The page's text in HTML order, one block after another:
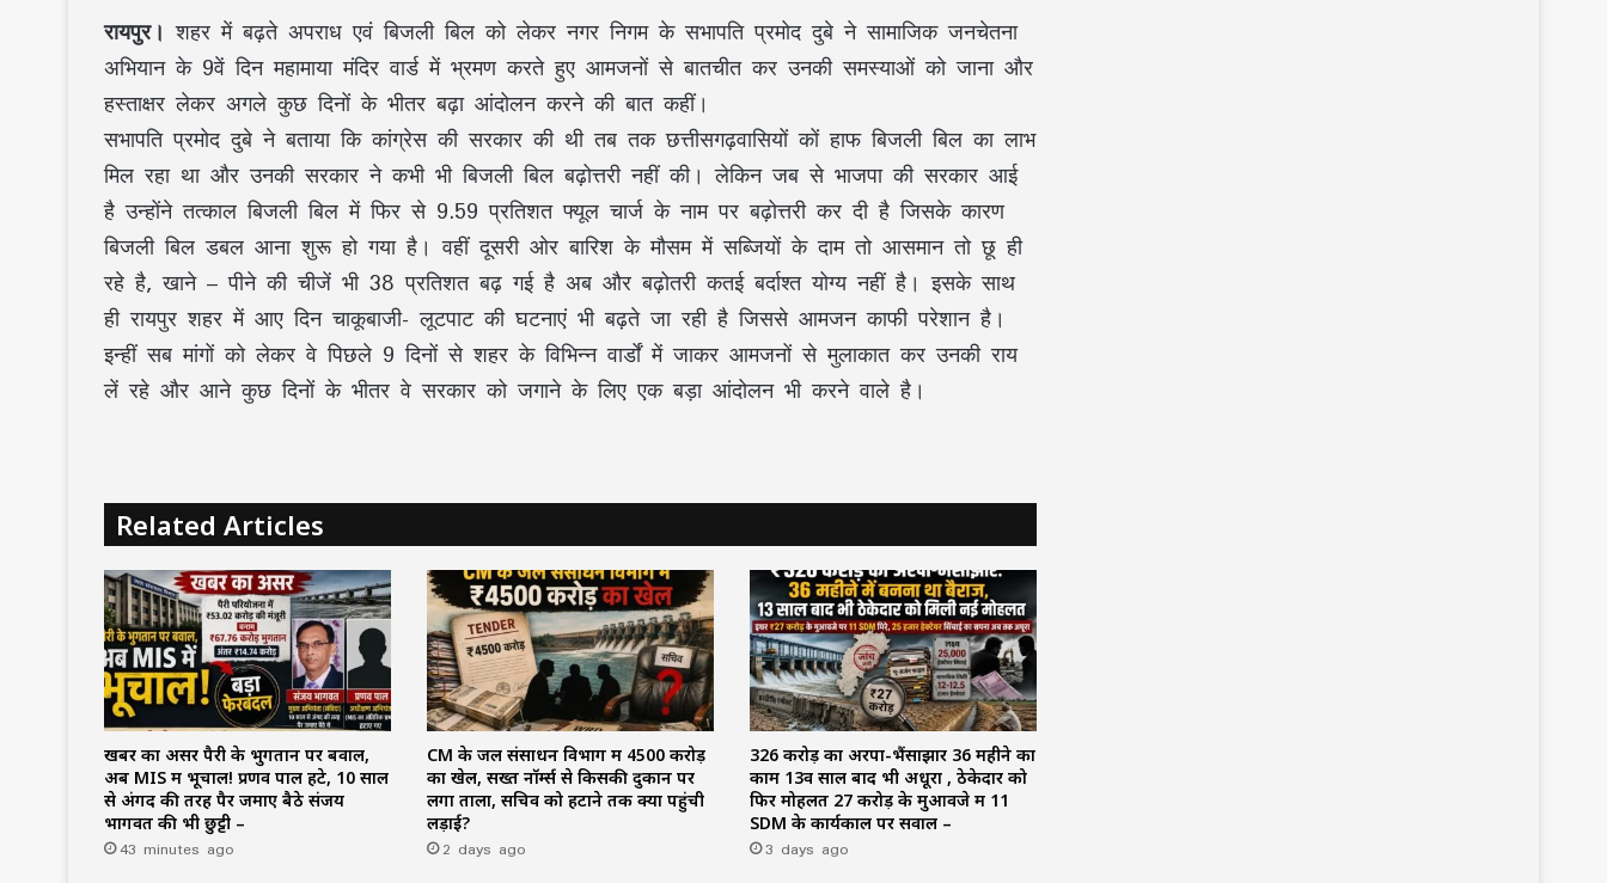
रायपुर। शहर में बढ़ते अपराध एवं बिजली बिल को लेकर नगर निगम के सभापति प्रमोद दुबे ने सामाजिक जनचेतना
अभियान के 9वें दिन महामाया मंदिर वार्ड में भ्रमण करते हुए आमजनों से बातचीत कर उनकी समस्याओं को जाना और
हस्ताक्षर लेकर अगले कुछ दिनों के भीतर बढ़ा आंदोलन करने की बात कहीं।
सभापति प्रमोद दुबे ने बताया कि कांग्रेस की सरकार की थी तब तक छत्तीसगढ़वासियों कों हाफ बिजली बिल का लाभ
मिल रहा था और उनकी सरकार ने कभी भी बिजली बिल बढ़ोत्तरी नहीं की। लेकिन जब से भाजपा की सरकार आई
है उन्होंने तत्काल बिजली बिल में फिर से 9.59 प्रतिशत फ्यूल चार्ज के नाम पर बढ़ोत्तरी कर दी है जिसके कारण
बिजली बिल डबल आना शुरू हो गया है। वहीं दूसरी ओर बारिश के मौसम में सब्जियों के दाम तो आसमान तो छू ही
रहे है, खाने – पीने की चीजें भी 38 प्रतिशत बढ़ गई है अब और बढ़ोतरी कतई बर्दाश्त योग्य नहीं है। इसके साथ
ही रायपुर शहर में आए दिन चाकूबाजी- लूटपाट की घटनाएं भी बढ़ते जा रही है जिससे आमजन काफी परेशान है।
इन्हीं सब मांगों को लेकर वे पिछले 9 दिनों से शहर के विभिन्न वार्डों में जाकर आमजनों से मुलाकात कर उनकी राय
लें रहे और आने कुछ दिनों के भीतर वे सरकार को जगाने के लिए एक बड़ा आंदोलन भी करने वाले है।
Related Articles
खबर का असर पैरी के भुगतान पर बवाल,
अब MIS में भूचाल! प्रणव पाल हटे, 10 साल
से अंगद की तरह पैर जमाए बैठे संजय
भागवत की भी छुट्टी –
43 minutes ago
CM के जल संसाधन विभाग में ₹4500 करोड़
का खेल, सख्त नॉर्म्स से किसकी दुकान पर
लगा ताला, सचिव को हटाने तक क्यों पहुंची
लड़ाई?
2 days ago
₹326 करोड़ का अरपा-भैंसाझार 36 महीने का
काम 13वें साल बाद भी अधूरा , ठेकेदार को
फिर मोहलत ₹27 करोड़ के मुआवजे में 11
SDM के कार्यकाल पर सवाल –
3 days ago